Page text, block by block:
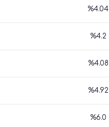
%4.04
%4.2
%4.08
%4.92
%6.0